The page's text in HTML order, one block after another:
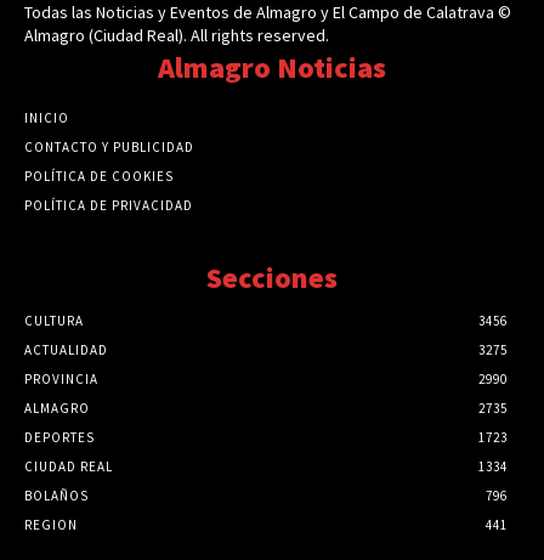
Todas las Noticias y Eventos de Almagro y El Campo de Calatrava ©
Almagro (Ciudad Real). All rights reserved.
Almagro Noticias
INICIO
CONTACTO Y PUBLICIDAD
POLÍTICA DE COOKIES
POLÍTICA DE PRIVACIDAD
Secciones
CULTURA
3456
ACTUALIDAD
3275
PROVINCIA
2990
ALMAGRO
2735
DEPORTES
1723
CIUDAD REAL
1334
BOLAÑOS
796
REGION
441